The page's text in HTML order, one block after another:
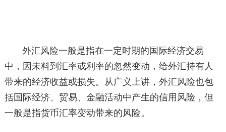
外汇风险一般是指在一定时期的国际经济交易
中，因未料到汇率或利率的忽然变动，给外汇持有人
带来的经济收益或损失。从广义上讲，外汇风险也包
括国际经济、贸易、金融活动中产生的信用风险，但
一般是指货币汇率变动带来的风险。